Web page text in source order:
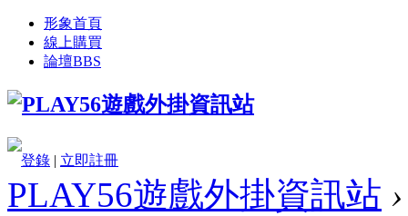
形象首頁
線上購買
論壇BBS
登錄 | 立即註冊
PLAY56遊戲外掛資訊站 ›